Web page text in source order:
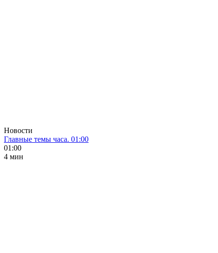
Новости
Главные темы часа. 01:00
01:00
4 мин